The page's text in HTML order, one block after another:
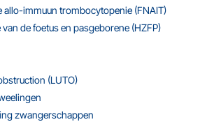
allo-immuun trombocytopenie (FNAIT)
de foetus en pasgeborene (HZFP)
(LUTO)
zwangerschappen